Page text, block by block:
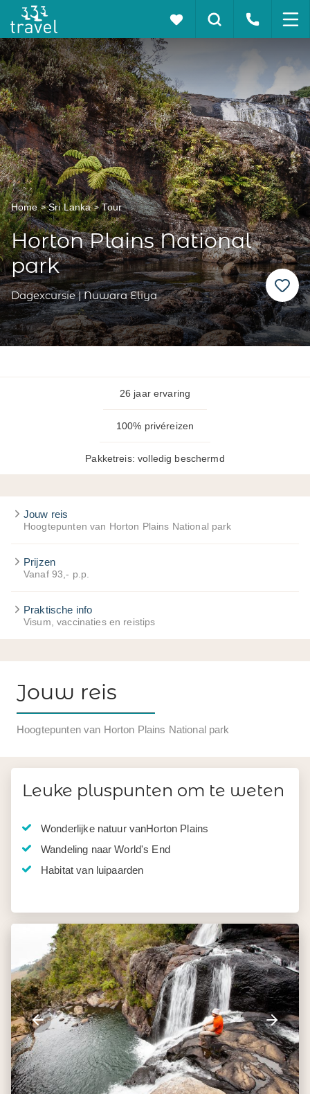
Home Sri Lanka Tour
Horton Plains National
park
Dagexcursie | Nuwara Eliya
26 jaar ervaring
100% privéreizen
Pakketreis: volledig beschermd
Jouw reis
Hoogtepunten van Horton Plains National park
Prijzen
Vanaf 93,- p.p.
Praktische info
Visum, vaccinaties en reistips
Jouw reis
Hoogtepunten van Horton Plains National park
Leuke pluspunten om te weten
Wonderlijke natuur vanHorton Plains
Wandeling naar World's End
Habitat van luipaarden